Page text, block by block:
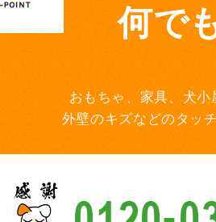
何で
おもちゃ、家具、犬
外壁のキズなどのタッ